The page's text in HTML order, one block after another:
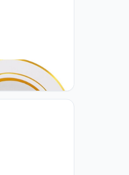
1PC LED
AC 220V 230V
15W 18W LED